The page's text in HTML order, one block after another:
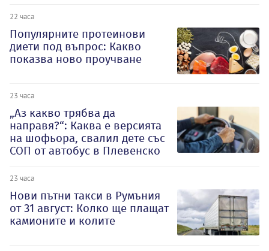
22 часа
Популярните протеинови
диети под въпрос: Какво
показва ново проучване
23 часа
„Аз какво трябва да
направя?“: Каква е версията
на шофьора, свалил дете със
СОП от автобус в Плевенско
23 часа
Нови пътни такси в Румъния
от 31 август: Колко ще плащат
камионите и колите